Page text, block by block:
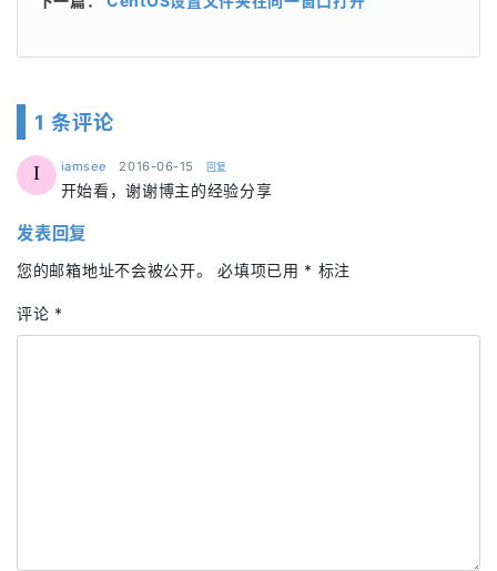
1 条评论
I iamsee says:
2016-06-15 回复
开始看，谢谢博主的经验分享
发表回复
您的邮箱地址不会被公开。 必填项已用 * 标注
评论 *